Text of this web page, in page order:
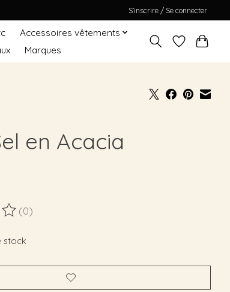
S’inscrire / Se connecter
Accessoires vêtements
Marques
en Acacia
à
(0)
stock